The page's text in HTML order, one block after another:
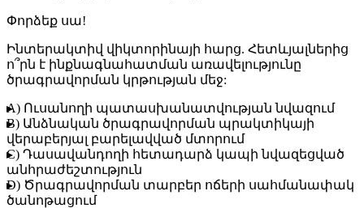
Փորձեք սա!
Ինտերակտիվ վիկտորինայի հարց. Հետևյալներից
ո՞րն է ինքնագնահատման առավելությունը
ծրագրավորման կրթության մեջ:
A) Ուսանողի պատասխանատվության նվազում
B) Անձնական ծրագրավորման պրակտիկայի
վերաբերյալ բարելավված մտորում
C) Դասավանդողի հետադարձ կապի նվազեցված
անհրաժեշտություն
D) Ծրագրավորման տարբեր ոճերի սահմանափակ
ծանոթացում